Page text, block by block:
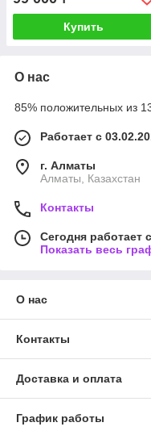
Купить
О нас
85% положительных из
Работает с
г. Алматы
Алматы, Казахстан
Контакты
Сегодня работает
Показать весь
О нас
Контакты
Доставка и оплата
График работы